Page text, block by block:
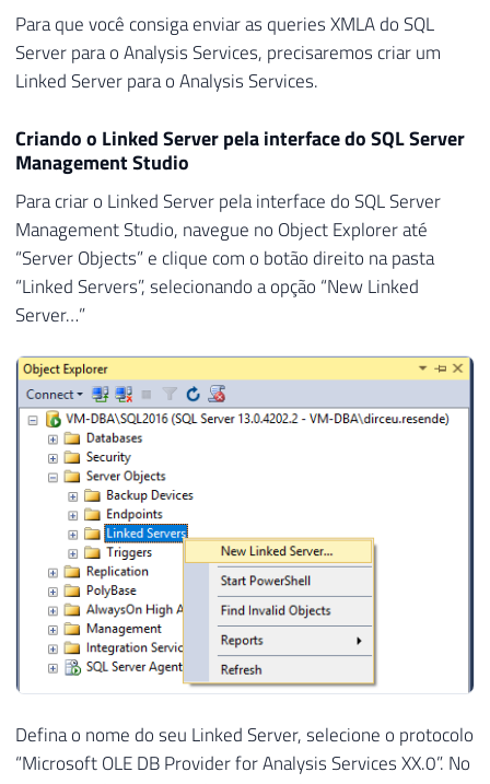
Para que você consiga enviar as queries XMLA do SQL
Server para o Analysis Services, precisaremos criar um
Linked Server para o Analysis Services.
Criando o Linked Server pela interface do SQL Server
Management Studio
Para criar o Linked Server pela interface do SQL Server
Management Studio, navegue no Object Explorer até
“Server Objects” e clique com o botão direito na pasta
“Linked Servers”, selecionando a opção “New Linked
Server…”
Defina o nome do seu Linked Server, selecione o protocolo
“Microsoft OLE DB Provider for Analysis Services XX.0”. No